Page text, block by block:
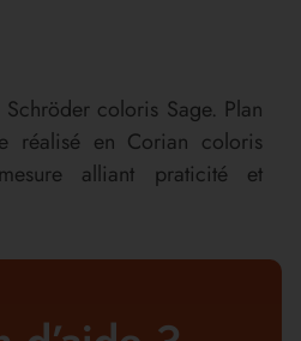
coloris Sage. Plan
réalisé en Corian coloris
alliant praticité et